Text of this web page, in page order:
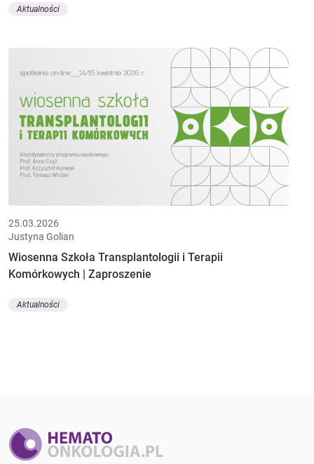
Aktualności
25.03.2026
Justyna Golian
Wiosenna Szkoła Transplantologii i Terapii
Komórkowych | Zaproszenie
Aktualności